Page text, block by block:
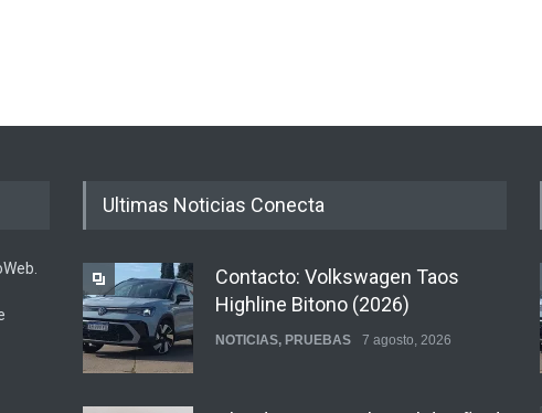
Ultimas Noticias Conecta
Contacto: Volkswagen Taos
Highline Bitono (2026)
NOTICIAS, PRUEBAS 7 agosto, 2026